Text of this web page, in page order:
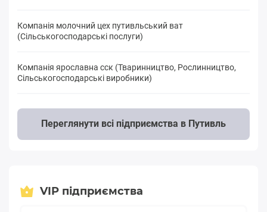
Компанія молочний цех путивльський ват
(Сільськогосподарські послуги)
Компанія ярославна сск (Тваринництво, Рослинництво,
Сільськогосподарські виробники)
Переглянути всі підприємства в Путивль
VIP підприємства